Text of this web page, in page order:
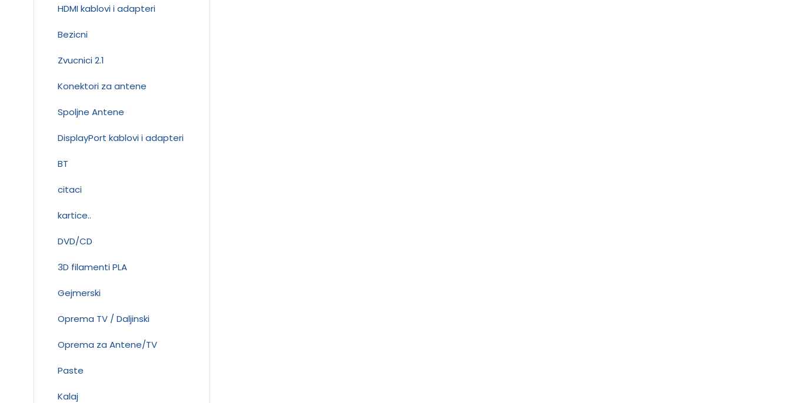
HDMI kablovi i adapteri
Bezicni
Zvucnici 2.1
Konektori za antene
Spoljne Antene
DisplayPort kablovi i adapteri
BT
citaci
kartice..
DVD/CD
3D filamenti PLA
Gejmerski
Oprema TV / Daljinski
Oprema za Antene/TV
Paste
Kalaj